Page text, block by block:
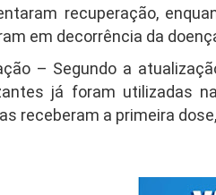
recuperação,
em decorrência da
– Segundo a
já foram utilizadas
receberam a primeira